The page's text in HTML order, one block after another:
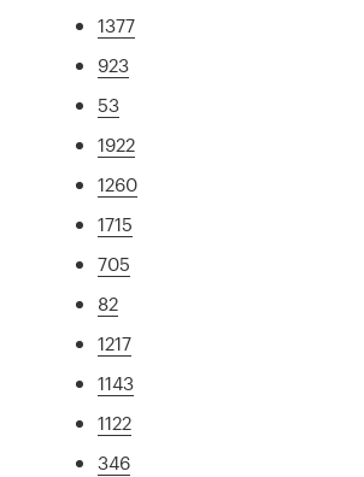
1377
923
53
1922
1260
1715
705
82
1217
1143
1122
346